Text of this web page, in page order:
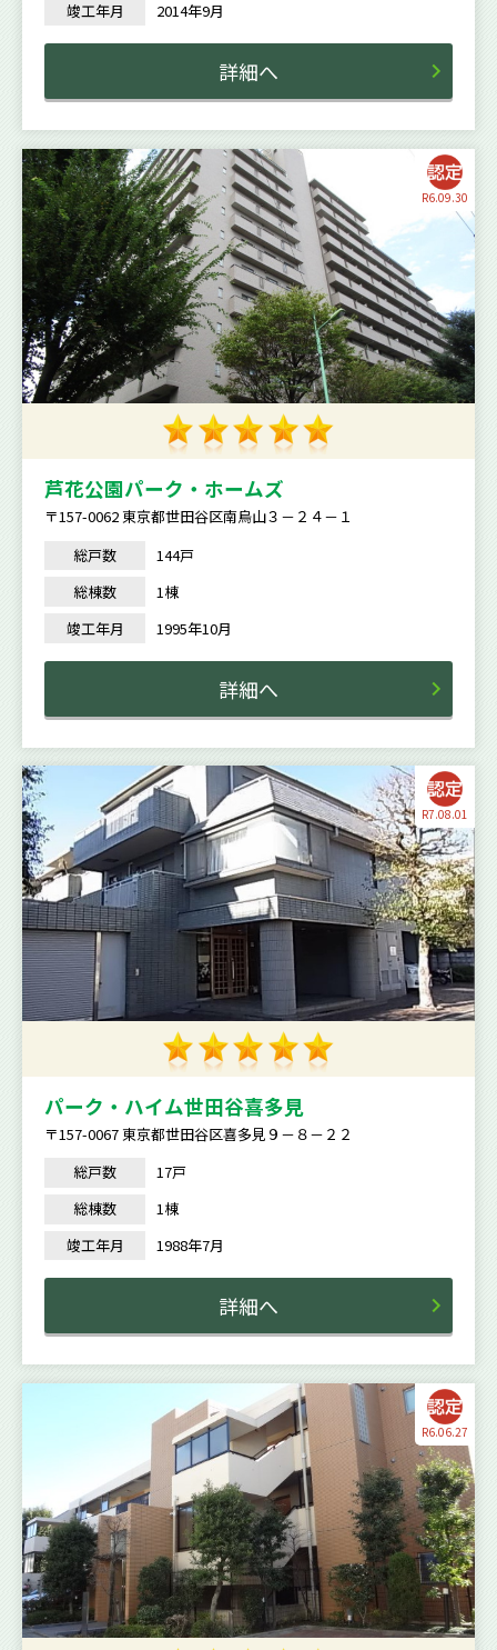
竣工年月 2014年9月
詳細へ
R6.09.30
芦花公園パーク・ホームズ
〒157-0062 東京都世田谷区南烏山３－２４－１
総戸数
144戸
総棟数
1棟
竣工年月
1995年10月
詳細へ
R7.08.01
パーク・ハイム世田谷喜多見
〒157-0067 東京都世田谷区喜多見９－８－２２
総戸数
17戸
総棟数
1棟
竣工年月
1988年7月
詳細へ
R6.06.27